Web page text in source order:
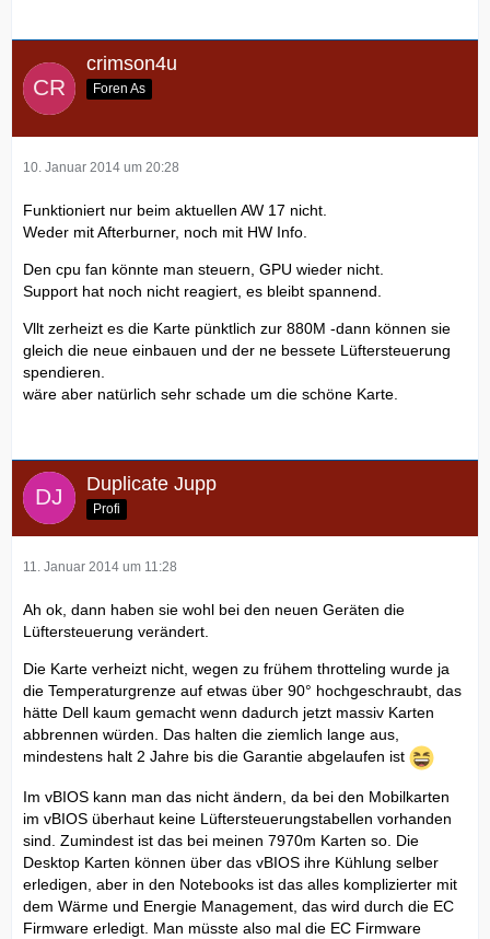
crimson4u
Foren As
10. Januar 2014 um 20:28
Funktioniert nur beim aktuellen AW 17 nicht.
Weder mit Afterburner, noch mit HW Info.
Den cpu fan könnte man steuern, GPU wieder nicht.
Support hat noch nicht reagiert, es bleibt spannend.
Vllt zerheizt es die Karte pünktlich zur 880M -dann können sie
gleich die neue einbauen und der ne bessete Lüftersteuerung
spendieren.
wäre aber natürlich sehr schade um die schöne Karte.
Duplicate Jupp
Profi
11. Januar 2014 um 11:28
Ah ok, dann haben sie wohl bei den neuen Geräten die
Lüftersteuerung verändert.
Die Karte verheizt nicht, wegen zu frühem throtteling wurde ja
die Temperaturgrenze auf etwas über 90° hochgeschraubt, das
hätte Dell kaum gemacht wenn dadurch jetzt massiv Karten
abbrennen würden. Das halten die ziemlich lange aus,
mindestens halt 2 Jahre bis die Garantie abgelaufen ist
Im vBIOS kann man das nicht ändern, da bei den Mobilkarten
im vBIOS überhaut keine Lüftersteuerungstabellen vorhanden
sind. Zumindest ist das bei meinen 7970m Karten so. Die
Desktop Karten können über das vBIOS ihre Kühlung selber
erledigen, aber in den Notebooks ist das alles komplizierter mit
dem Wärme und Energie Management, das wird durch die EC
Firmware erledigt. Man müsste also mal die EC Firmware